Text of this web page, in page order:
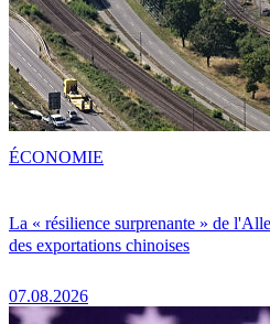
La « résilience surprenante » de
des exportations chinoises
07.08.2026
ÉCONOMIE